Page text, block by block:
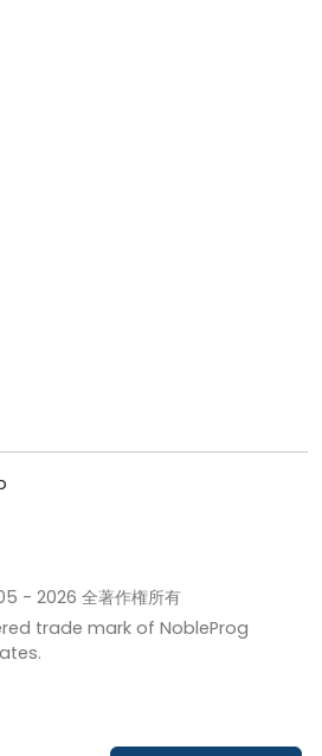
- 2026 全著作権所有
trade mark of NobleProg